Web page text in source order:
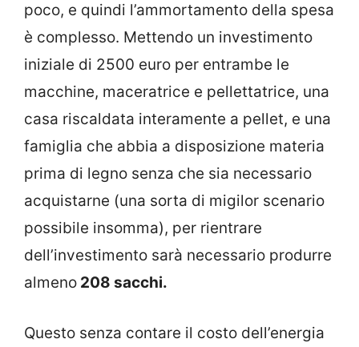
poco, e quindi l’ammortamento della spesa
è complesso. Mettendo un investimento
iniziale di 2500 euro per entrambe le
macchine, maceratrice e pellettatrice, una
casa riscaldata interamente a pellet, e una
famiglia che abbia a disposizione materia
prima di legno senza che sia necessario
acquistarne (una sorta di migilor scenario
possibile insomma), per rientrare
dell’investimento sarà necessario produrre
almeno 208 sacchi.
Questo senza contare il costo dell’energia